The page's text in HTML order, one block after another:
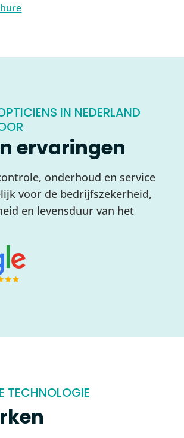
IN NEDERLAND
ervaringen
onderhoud en service
voor de bedrijfszekerheid,
en levensduur van het
TECHNOLOGIE